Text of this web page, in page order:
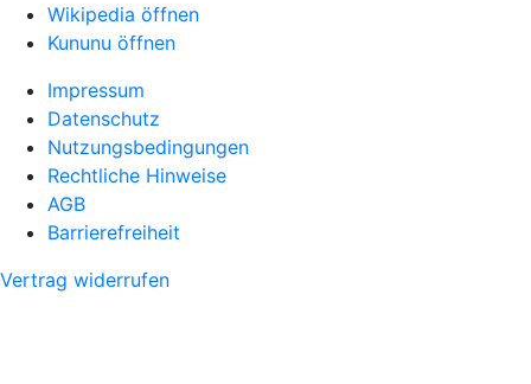
Wikipedia öffnen
Kununu öffnen
Impressum
Datenschutz
Nutzungsbedingungen
Rechtliche Hinweise
AGB
Barrierefreiheit
Vertrag widerrufen